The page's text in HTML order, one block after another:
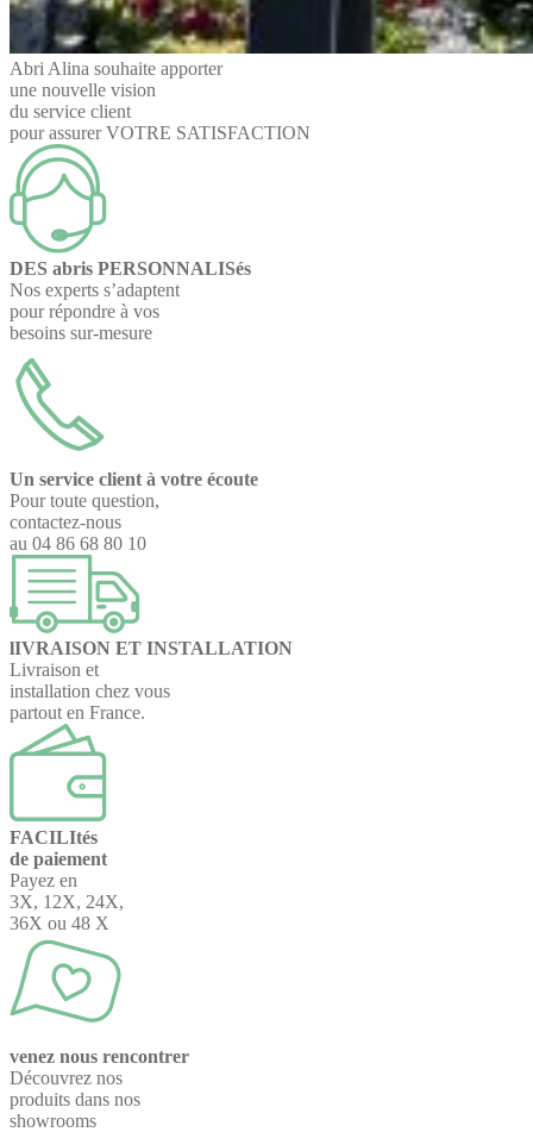
Abri Alina souhaite apporter
une nouvelle vision
du service client
pour assurer VOTRE SATISFACTION
DES abris PERSONNALISés
Nos experts s’adaptent
pour répondre à vos
besoins sur-mesure
Un service client à votre écoute
Pour toute question,
contactez-nous
au 04 86 68 80 10
lIVRAISON ET INSTALLATION
Livraison et
installation chez vous
partout en France.
FACILItés
de paiement
Payez en
3X, 12X, 24X,
36X ou 48 X
venez nous rencontrer
Découvrez nos
produits dans nos
showrooms